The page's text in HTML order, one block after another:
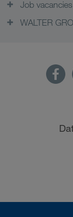
Job vacancies
WALTER